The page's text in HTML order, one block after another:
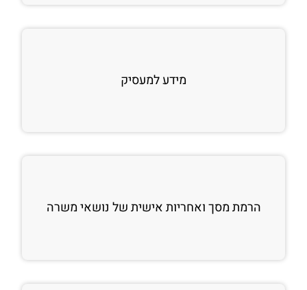
מידע למעסיק
הרמת מסך ואחריות אישית של נושאי משרה